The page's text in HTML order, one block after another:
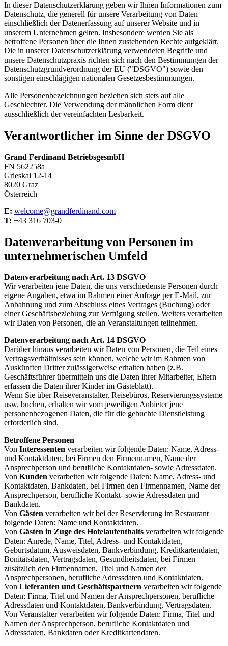
In dieser Datenschutzerklärung geben wir Ihnen Informationen zum
Datenschutz, die generell für unsere Verarbeitung von Daten
einschließlich der Datenerfassung auf unserer Website und in
unserem Unternehmen gelten. Insbesondere werden Sie als
betroffene Personen über die Ihnen zustehenden Rechte aufgeklärt.
Die in unserer Datenschutzerklärung verwendeten Begriffe und
unsere Datenschutzpraxis richten sich nach den Bestimmungen der
Datenschutzgrundverordnung der EU ("DSGVO") sowie den
sonstigen einschlägigen nationalen Gesetzesbestimmungen.
Alle Personenbezeichnungen beziehen sich stets auf alle
Geschlechter. Die Verwendung der männlichen Form dient
ausschließlich der vereinfachten Lesbarkeit.
Verantwortlicher im Sinne der DSGVO
Grand Ferdinand BetriebsgesmbH
FN 562258a
Grieskai 12-14
8020 Graz
Österreich
E: welcome@grandferdinand.com
T: +43 316 703-0
Datenverarbeitung von Personen im
unternehmerischen Umfeld
Datenverarbeitung nach Art. 13 DSGVO
Wir verarbeiten jene Daten, die uns verschiedenste Personen durch
eigene Angaben, etwa im Rahmen einer Anfrage per E-Mail, zur
Anbahnung und zum Abschluss eines Vertrages (Buchung) oder
einer Geschäftsbeziehung zur Verfügung stellen. Weiters verarbeiten
wir Daten von Personen, die an Veranstaltungen teilnehmen.
Datenverarbeitung nach Art. 14 DSGVO
Darüber hinaus verarbeiten wir Daten von Personen, die Teil eines
Vertragsverhältnisses sein können, welche wir im Rahmen von
Auskünften Dritter zulässigerweise erhalten haben (z.B.
Geschäftsführer übermitteln uns die Daten ihrer Mitarbeiter, Eltern
erfassen die Daten ihrer Kinder im Gästeblatt).
Wenn Sie über Reiseveranstalter, Reisebüros, Reservierungssysteme
usw. buchen, erhalten wir vom jeweiligen Anbieter jene
personenbezogenen Daten, die für die gebuchte Dienstleistung
erforderlich sind.
Betroffene Personen
Von Interessenten verarbeiten wir folgende Daten: Name, Adress-
und Kontaktdaten, bei Firmen den Firmennamen, Name der
Ansprechperson und berufliche Kontaktdaten- sowie Adressdaten.
Von Kunden verarbeiten wir folgende Daten: Name, Adress- und
Kontaktdaten, Bankdaten, bei Firmen den Firmennamen, Name der
Ansprechperson, berufliche Kontakt- sowie Adressdaten und
Bankdaten.
Von Gästen verarbeiten wir bei der Reservierung im Restaurant
folgende Daten: Name und Kontaktdaten.
Von Gästen in Zuge des Hotelaufenthalts verarbeiten wir folgende
Daten: Anrede, Name, Titel, Adress- und Kontaktdaten,
Geburtsdatum, Ausweisdaten, Bankverbindung, Kreditkartendaten,
Bonitätsdaten, Vertragsdaten, Gesundheitsdaten, bei Firmen
zusätzlich den Firmennamen, Titel und Namen der
Ansprechpersonen, berufliche Adressdaten und Kontaktdaten.
Von Lieferanten und Geschäftspartnern verarbeiten wir folgende
Daten: Firma, Titel und Namen der Ansprechpersonen, berufliche
Adressdaten und Kontaktdaten, Bankverbindung, Vertragsdaten.
Von Veranstalter verarbeiten wir folgende Daten: Firma, Titel und
Namen der Ansprechperson, berufliche Kontaktdaten und
Adressdaten, Bankdaten oder Kreditkartendaten.